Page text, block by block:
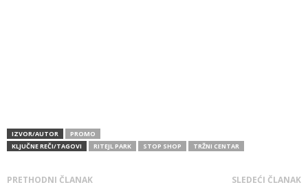
IZVOR/AUTOR
PROMO
KLJUČNE REČI/TAGOVI
RITEJL PARK STOP SHOP TRŽNI CENTAR
PRETHODNI ČLANAK SLEDEĆI ČLANAK